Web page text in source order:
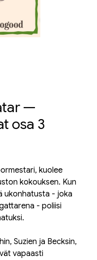
—
osa 3
kuolee
kokouksen. Kun
ukonhatusta - joka
- poliisi
Suzien ja Becksin,
vapaasti